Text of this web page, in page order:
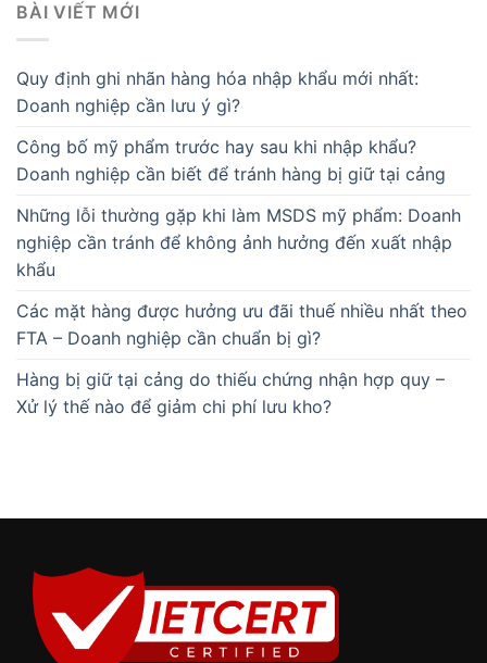
BÀI VIẾT MỚI
Quy định ghi nhãn hàng hóa nhập khẩu mới nhất:
Doanh nghiệp cần lưu ý gì?
Công bố mỹ phẩm trước hay sau khi nhập khẩu?
Doanh nghiệp cần biết để tránh hàng bị giữ tại cảng
Những lỗi thường gặp khi làm MSDS mỹ phẩm: Doanh
nghiệp cần tránh để không ảnh hưởng đến xuất nhập
khẩu
Các mặt hàng được hưởng ưu đãi thuế nhiều nhất theo
FTA – Doanh nghiệp cần chuẩn bị gì?
Hàng bị giữ tại cảng do thiếu chứng nhận hợp quy –
Xử lý thế nào để giảm chi phí lưu kho?